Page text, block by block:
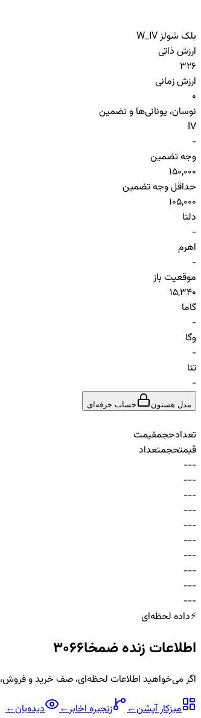
بلک شولز W_IV
ارزش ذاتی
326
ارزش زمانی
0
نوسان، یونانی‌ها و تضمین
IV
-
وجه تضمین
150,000
حداقل وجه تضمین
105,000
دلتا
-
اهرم
-
موقعیت باز
15,340
گاما
-
وگا
-
تتا
-
مدل هستون حساب حرفه‌ای
تعدادحجمقیمت
قیمتحجمتعداد
-
-
-
-
-
-
-
-
-
-
-
-
-
-
-
-
-
-
-
-
-
-
-
-
-
-
-
-
-
-
⚡داده لحظه‌ای
اطلاعات زندهضمخا3066
اگر می‌خواهید اطلاعات لحظه‌ای، صف خرید و فروش، IV، فرمول‌های سفارشی و آلارم برای نماد
میزکار آپشن← زنجیرهاخابر← دیده‌بان←